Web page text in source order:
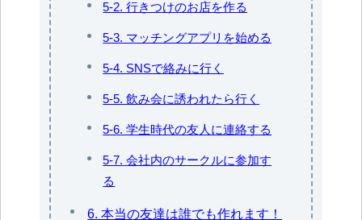
5-2. 行きつけのお店を作る
5-3. マッチングアプリを始める
5-4. SNSで絡みに行く
5-5. 飲み会に誘われたら行く
5-6. 学生時代の友人に連絡する
5-7. 会社内のサークルに参加す
る
6. 本当の友達は誰でも作れます！